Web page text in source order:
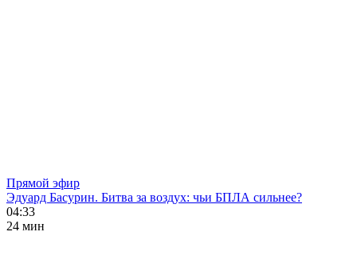
Прямой эфир
Эдуард Басурин. Битва за воздух: чьи БПЛА сильнее?
04:33
24 мин